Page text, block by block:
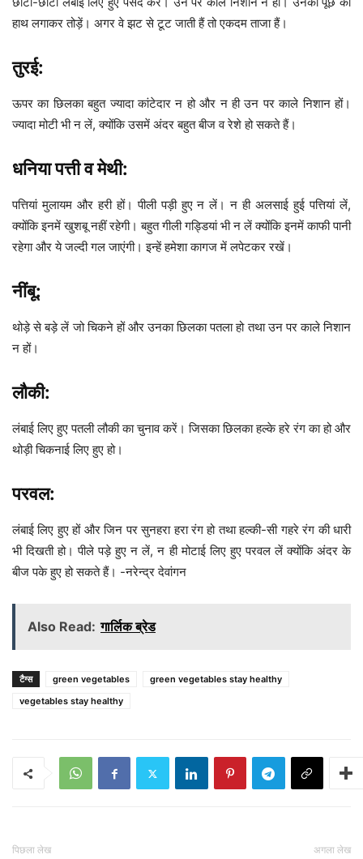
हाथ लगाकर तोड़ें। अगर वे झट से टूट जाती हैं तो एकदम ताजा हैं।
तुरई:
ऊपर का छिलका बहुत ज्यादा कांटेदार न हो और न ही उन पर काले निशान हों।
ज्यादा मोटी भी न लें, क्योंकि उसमें अंदर बहुत बीज व रेशे हो सकते हैं।
धनिया पत्ती व मेथी:
पत्तियां मुलायम और हरी हों। पीली पड़ी हुए न लें। न ही अलसाई हुई पत्तियां लें,
क्योंकि इनमें खुशबू नहीं रहेगी। बहुत गीली गड्डियां भी न लें क्योंकि इनमें काफी पानी
रहेगा और ये जल्दी गल जाएंगी। इन्हें हमेशा कागज में लपेटकर रखें।
नींबू:
थोड़े से बड़े लें जो चिकने हों और उनका छिलका पतला हो तथा उन पर काले निशान
न हों।
लौकी:
लंबाई लिए हुए पतली लौकी का चुनाव करें। जिसका छिलका हल्के हरे रंग का हो और
थोड़ी चिकनाई लिए हुए हो।
परवल:
लंबाई लिए हुए हों और जिन पर सुनहरा हरा रंग हो तथा हल्की-सी गहरे रंग की धारी
भी दिखती हो। पीले पड़े हुए न लें, न ही मोटाई लिए हुए परवल लें क्योंकि अंदर के
बीज पके हुए हो सकते हैं। -नरेन्द्र देवांगन
Also Read: गार्लिक ब्रेड
टैग्स green vegetables
green vegetables stay healthy
vegetables stay healthy
पिछला लेख अगला लेख